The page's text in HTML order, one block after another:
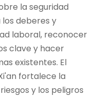
la seguridad
deberes y
laboral, reconocer
clave y hacer
existentes. El
fortalece la
y los peligros